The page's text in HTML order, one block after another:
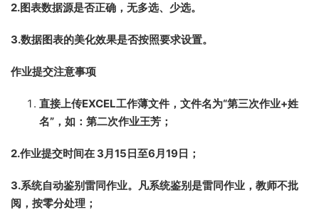
2.图表数据源是否正确，无多选、少选。
3.数据图表的美化效果是否按照要求设置。
作业提交注意事项
直接上传EXCEL工作薄文件，文件名为“第三次作业+姓
名”，如：第二次作业王芳；
2.作业提交时间在 3月15日至6月19日；
3.系统自动鉴别雷同作业。凡系统鉴别是雷同作业，教师不批
阅，按零分处理；